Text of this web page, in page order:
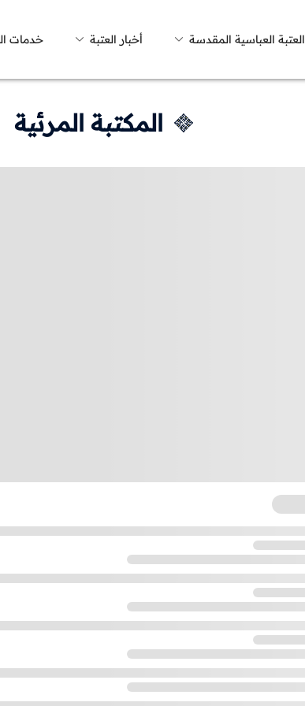
العتبة العباسية المقدسة أخبار العتبة خدمات
المكتبة المرئية